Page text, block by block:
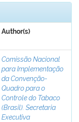
Author(s)
Comissão Nacional
para Implementação
da Convenção-
Quadro para o
Controle do Tabaco
(Brasil). Secretaria
Executiva